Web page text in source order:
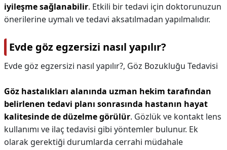
iyileşme sağlanabilir. Etkili bir tedavi için doktorunuzun
önerilerine uymalı ve tedavi aksatılmadan yapılmalıdır.
Evde göz egzersizi nasıl yapılır?
Evde göz egzersizi nasıl yapılır?, Göz Bozukluğu Tedavisi
Göz hastalıkları alanında uzman hekim tarafından
belirlenen tedavi planı sonrasında hastanın hayat
kalitesinde de düzelme görülür. Gözlük ve kontakt lens
kullanımı ve ilaç tedavisi gibi yöntemler bulunur. Ek
olarak gerektiği durumlarda cerrahi müdahale